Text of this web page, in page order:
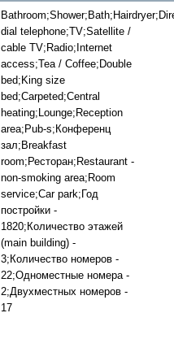
dial telephone;TV;Satellite /
cable TV;Radio;Internet
access;Tea / Coffee;Double
bed;King size
bed;Carpeted;Central
heating;Lounge;Reception
area;Pub-s;Конференц
зал;Breakfast
room;Ресторан;Restaurant -
non-smoking area;Room
service;Car park;Год
постройки -
1820;Количество этажей
(main building) -
3;Количество номеров -
22;Одноместные номера -
2;Двухместных номеров -
17